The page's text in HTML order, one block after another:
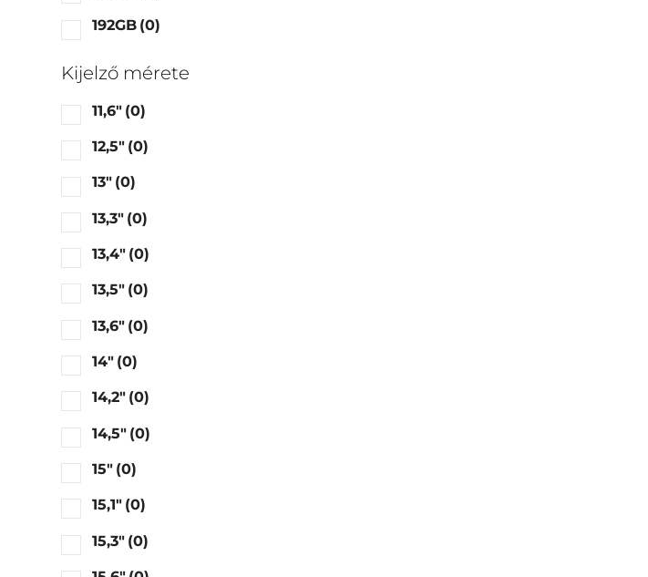
192GB (0)
Kijelző mérete
11,6" (0)
12,5" (0)
13" (0)
13,3" (0)
13,4" (0)
13,5" (0)
13,6" (0)
14" (0)
14,2" (0)
14,5" (0)
15" (0)
15,1" (0)
15,3" (0)